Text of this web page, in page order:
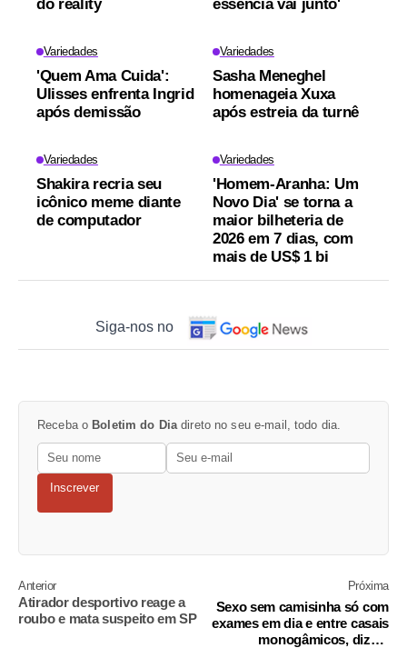
do reality essência vai junto'
Variedades
'Quem Ama Cuida':
Ulisses enfrenta Ingrid
após demissão
Variedades
Sasha Meneghel
homenageia Xuxa
após estreia da turnê
Variedades
Shakira recria seu
icônico meme diante
de computador
Variedades
'Homem-Aranha: Um
Novo Dia' se torna a
maior bilheteria de
2026 em 7 dias, com
mais de US$ 1 bi
Siga-nos no
Receba o Boletim do Diadireto no seu e-mail, todo dia.
Inscrever
Anterior
Atirador desportivo reage a
roubo e mata suspeito em SP
Próxima
Sexo sem camisinha só com
exames em dia e entre casais
monogâmicos, dizem